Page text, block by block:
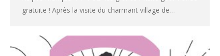
gratuite ! Après la visite du charmant village de…